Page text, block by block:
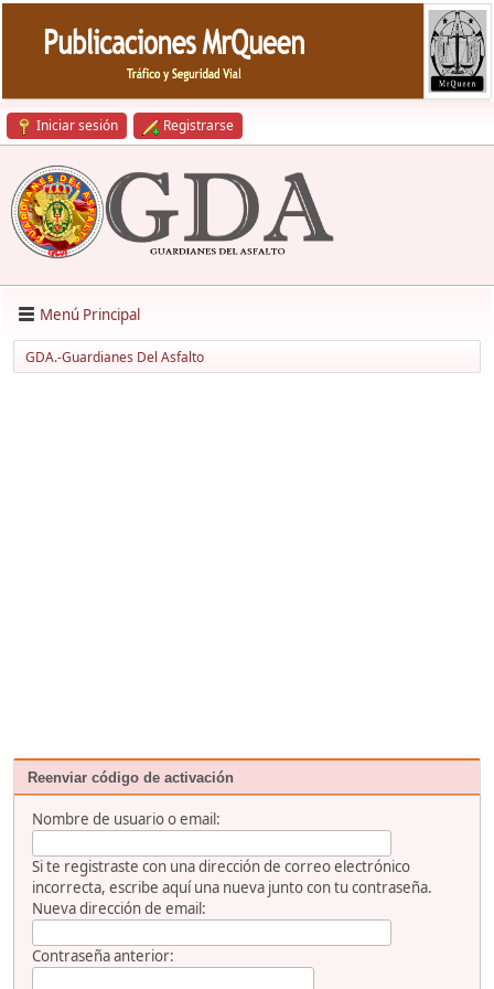
Iniciar sesión Registrarse
Menú Principal
GDA.-Guardianes Del Asfalto
Reenviar código de activación
Nombre de usuario o email:
Si te registraste con una dirección de correo electrónico
incorrecta, escribe aquí una nueva junto con tu contraseña.
Nueva dirección de email:
Contraseña anterior: